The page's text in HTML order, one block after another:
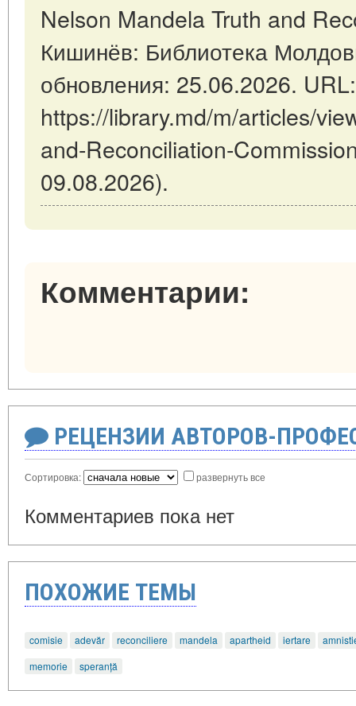
Nelson Mandela Truth and
Кишинёв: Библиотека
обновления: 25.06.2026. URL:
https://library.md/m/articles/
and-Reconciliation-
09.08.2026).
Комментарии:
РЕЦЕНЗИИ АВТОРОВ-
Сортировка: развернуть все
Комментариев пока нет
ПОХОЖИЕ ТЕМЫ
comisie adevăr reconciliere mandela apartheid iertare
memorie
speranță